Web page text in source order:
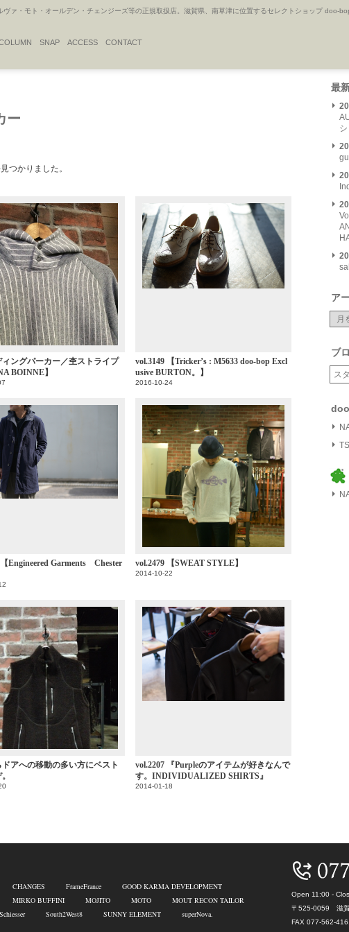
ァ・モト・オールデン・チェンジーズ等の正規取扱店。滋賀県、南草津に位置するセレクトショップ doo-
SNAP ACCESS CONTACT
ー
つかりました。
ィングパーカー／杢ストライプ
BOINNE】
vol.3149 【Tricker’s : M5633 doo-bop Excl
usive BURTON。】
2016-10-24
【Engineered Garments Chester
vol.2479 【SWEAT STYLE】
2014-10-22
ドアへの移動の多い方にベスト
vol.2207 『Purpleのアイテムが好きなんで
す。INDIVIDUALIZED SHIRTS』
2014-01-18
最
ア
ブ
Open 11:00 -
〒525-0059 滋賀
FAX 077-562-
CHANGES FrameFrance
GOOD KARMA DEVELOPMENT
MIRKO BUFFINI MOJITO MOTO
MOUT RECON TAILOR
Schiesser South2West8 SUNNY ELEMENT
superNova.